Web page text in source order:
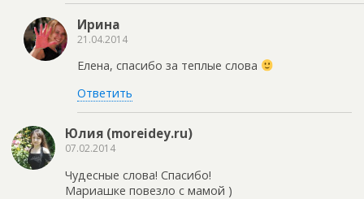
Ирина
21.04.2014
Елена, спасибо за теплые слова
Ответить
Юлия (moreidey.ru)
07.02.2014
Чудесные слова! Спасибо!
Мариашке повезло с мамой )